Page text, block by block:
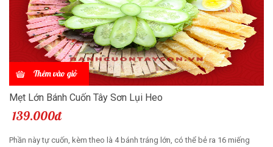
Thêm vào giỏ
Mẹt Lớn Bánh Cuốn Tây Sơn Lụi Heo
139.000đ
Phần này tự cuốn, kèm theo là 4 bánh tráng lớn, có thể bẻ ra 16 miếng